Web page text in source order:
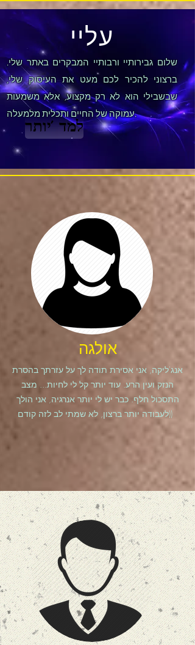
עליי
שלום גבירותיי ורבותיי המבקרים באתר שלי.
ברצוני להכיר לכם מעט את העיסוק שלי,
שבשבילי הוא לא רק מקצוע, אלא משמעות
עמוקה של החיים ותכלית מלמעלה.
למד 'יותר
אולגה
אנג'ליקה, אני אסירת תודה לך על עזרתך בהסרת
הנזק ועין הרע. עוד יותר קל לי לחיות... מצב
התסכול חלף. כבר יש לי יותר אנרגיה, אני הולך
לעבודה יותר ברצון, לא שמתי לב לזה קודם))